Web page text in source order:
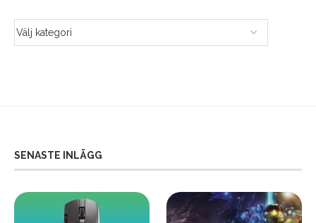
SENASTE INLÄGG